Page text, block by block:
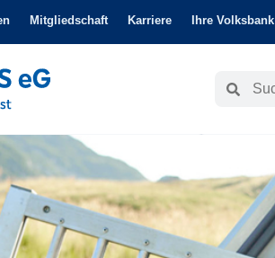
Mitgliedschaft Karriere Ihre Volksbank
SucheSuche